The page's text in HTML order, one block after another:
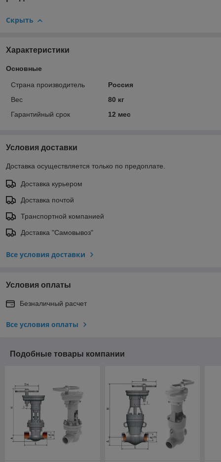
Скрыть
Характеристики
Основные
Страна производитель
Россия
Вес
80 кг
Гарантийный срок
12 мес
Условия доставки
Доставка осуществляется только по предоплате.
Доставка курьером
Доставка почтой
Транспортной компанией
Доставка "Самовывоз"
Все условия доставки
Условия оплаты
Безналичный расчет
Все условия оплаты
Подобные товары компании